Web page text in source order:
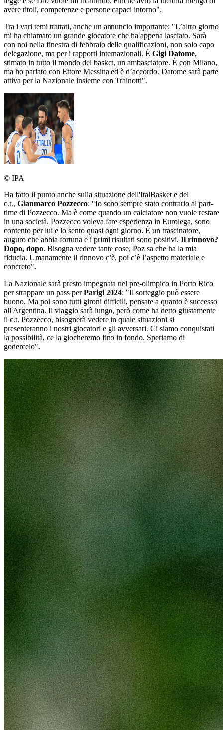
avere titoli, competenze e persone capaci intorno".
Tra i vari temi trattati, anche un annuncio importante: "L’altro giorno
mi ha chiamato un grande giocatore che ha appena lasciato. Sarà
con noi nella finestra di febbraio delle qualificazioni, non solo capo
delegazione, ma per i rapporti internazionali. È Gigi Datome,
stimato in tutto il mondo del basket, un ambasciatore. È con Milano,
ma ho parlato con Ettore Messina ed è d’accordo. Datome sarà parte
attiva per la Nazionale insieme con Trainotti".
© IPA
Ha fatto il punto anche sulla situazione dell'ItalBasket e del
c.t., Gianmarco Pozzecco: "Io sono sempre stato contrario al part-
time di Pozzecco. Ma è come quando un calciatore non vuole restare
in una società. Pozzecco voleva fare esperienza in Eurolega, sono
contento per lui e lo sento quasi ogni giorno. È un trascinatore,
auguro che abbia fortuna e i primi risultati sono positivi. Il rinnovo?
Dopo, dopo. Bisogna vedere tante cose, Poz sa che ha la mia
fiducia. Umanamente il rinnovo c’è, poi c’è l’aspetto materiale e
concreto".
La Nazionale sarà presto impegnata nel pre-olimpico in Porto Rico
per strappare un pass perParigi 2024: "Il sorteggio può essere
buono. Ma poi sono tutti gironi difficili, pensate a quanto è successo
all'Argentina. Il viaggio sarà lungo, però come ha detto giustamente
il c.t. Pozzecco, bisognerà vedere in quale situazioni si
presenteranno i nostri giocatori e gli avversari. Ci siamo conquistati
la possibilità, ce la giocheremo fino in fondo. Speriamo di
godercelo".